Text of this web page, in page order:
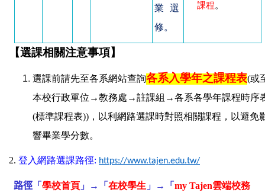
業選
修。
課程。
【選課相關注意事項】
選課前請先至各系網站查詢各系入學年之課程表(或
本校行政單位 →教務處 →註課組 →各系各學年課程時序
(標準課程表)) ，以利網路選課時對照相關課程，以避免
響畢業學分數。
2. 登入網路選課路徑: https://www.tajen.edu.tw/
路徑 「 學校首頁 」→「 在校學生 」→「 my Tajen雲端校務